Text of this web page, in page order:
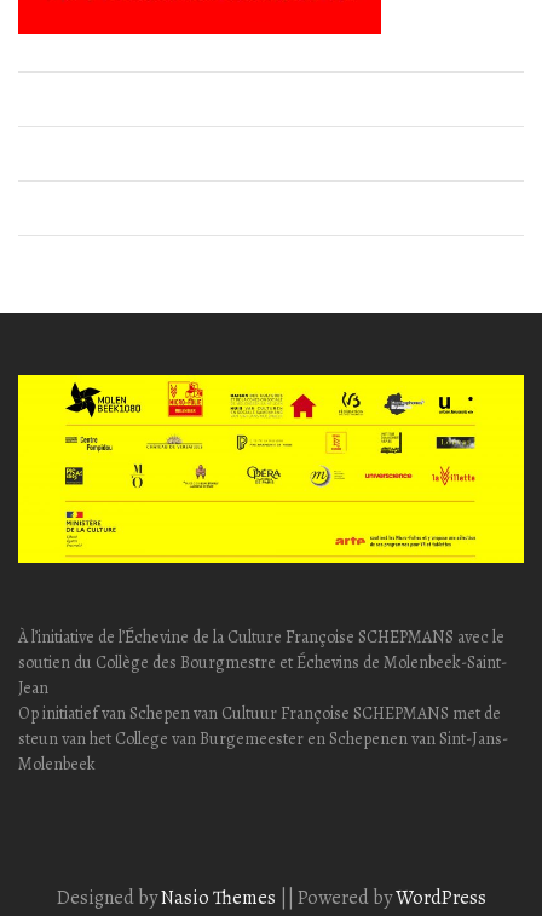
À l’initiative de l’Échevine de la Culture Françoise SCHEPMANS avec le
soutien du Collège des Bourgmestre et Échevins de Molenbeek-Saint-
Jean
Op initiatief van Schepen van Cultuur Françoise SCHEPMANS met de
steun van het College van Burgemeester en Schepenen van Sint-Jans-
Molenbeek
Designed byNasio Themes Powered byWordPress